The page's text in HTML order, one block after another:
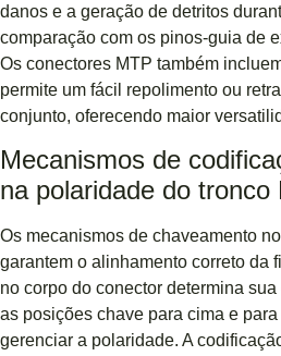
danos e a geração de detritos
comparação com os pinos-guia de
Os conectores MTP também
permite um fácil repolimento ou
conjunto, oferecendo maior
Mecanismos de
na polaridade do tronco
Os mecanismos de chaveamento
garantem o alinhamento correto da
no corpo do conector determina
as posições chave para cima e
gerenciar a polaridade. A